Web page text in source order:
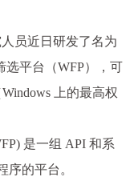
员近日研发了名为
平台（WFP）， 可
上的最高权
是一组 API 和系
序的平台。